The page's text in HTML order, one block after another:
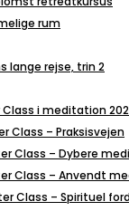
rum
lange rejse, trin 2
Class i meditation
Class – Praksisvejen
Class – Dybere
Class – Anvendt
Class – Spirituel